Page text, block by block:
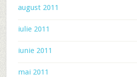
august 2011
iulie 2011
iunie 2011
mai 2011